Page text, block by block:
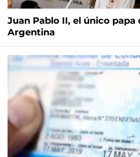
Juan Pablo II, el único papa
Argentina